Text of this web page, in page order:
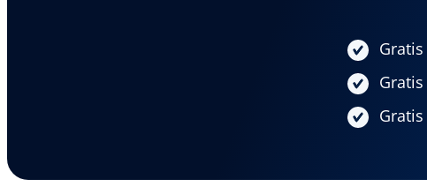
Gratis
Gratis
Gratis